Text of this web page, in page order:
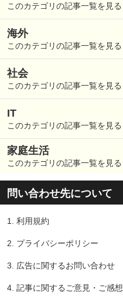
このカテゴリの記事一覧を見る
海外
このカテゴリの記事一覧を見る
社会
このカテゴリの記事一覧を見る
IT
このカテゴリの記事一覧を見る
家庭生活
このカテゴリの記事一覧を見る
問い合わせ先について
1. 利用規約
2. プライバシーポリシー
3. 広告に関するお問い合わせ
4. 記事に関するご意見・ご感想